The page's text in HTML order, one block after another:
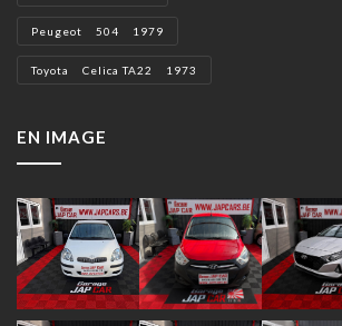
Peugeot 504 1979
Toyota Celica TA22 1973
EN IMAGE